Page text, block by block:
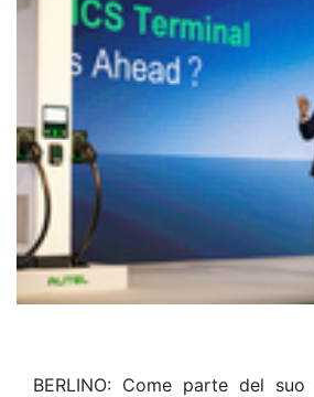
BERLINO: Come parte del